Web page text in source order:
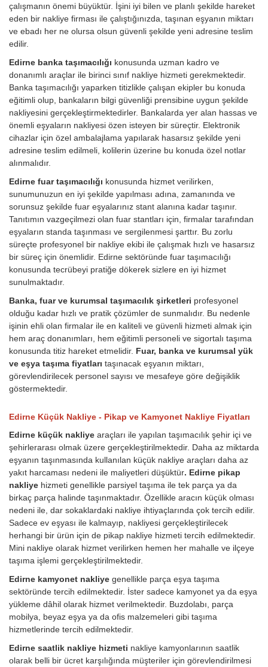
çalışmanın önemi büyüktür. İşini iyi bilen ve planlı şekilde hareket
eden bir nakliye firması ile çalıştığınızda, taşınan eşyanın miktarı
ve ebadı her ne olursa olsun güvenli şekilde yeni adresine teslim
edilir.
Edirne banka taşımacılığı konusunda uzman kadro ve
donanımlı araçlar ile birinci sınıf nakliye hizmeti gerekmektedir.
Banka taşımacılığı yaparken titizlikle çalışan ekipler bu konuda
eğitimli olup, bankaların bilgi güvenliği prensibine uygun şekilde
nakliyesini gerçekleştirmektedirler. Bankalarda yer alan hassas ve
önemli eşyaların nakliyesi özen isteyen bir süreçtir. Elektronik
cihazlar için özel ambalajlama yapılarak hasarsız şekilde yeni
adresine teslim edilmeli, kolilerin üzerine bu konuda özel notlar
alınmalıdır.
Edirne fuar taşımacılığı konusunda hizmet verilirken,
sunumunuzun en iyi şekilde yapılması adına, zamanında ve
sorunsuz şekilde fuar eşyalarınız stant alanına kadar taşınır.
Tanıtımın vazgeçilmezi olan fuar stantları için, firmalar tarafından
eşyaların standa taşınması ve sergilenmesi şarttır. Bu zorlu
süreçte profesyonel bir nakliye ekibi ile çalışmak hızlı ve hasarsız
bir süreç için önemlidir. Edirne sektöründe fuar taşımacılığı
konusunda tecrübeyi pratiğe dökerek sizlere en iyi hizmet
sunulmaktadır.
Banka, fuar ve kurumsal taşımacılık şirketleri profesyonel
olduğu kadar hızlı ve pratik çözümler de sunmalıdır. Bu nedenle
işinin ehli olan firmalar ile en kaliteli ve güvenli hizmeti almak için
hem araç donanımları, hem eğitimli personeli ve sigortalı taşıma
konusunda titiz hareket etmelidir. Fuar, banka ve kurumsal yük
ve eşya taşıma fiyatları taşınacak eşyanın miktarı,
görevlendirilecek personel sayısı ve mesafeye göre değişiklik
göstermektedir.
Edirne Küçük Nakliye - Pikap ve Kamyonet Nakliye Fiyatları
Edirne küçük nakliye araçları ile yapılan taşımacılık şehir içi ve
şehirlerarası olmak üzere gerçekleştirilmektedir. Daha az miktarda
eşyanın taşınmasında kullanılan küçük nakliye araçları daha az
yakıt harcaması nedeni ile maliyetleri düşüktür. Edirne pikap
nakliye hizmeti genellikle parsiyel taşıma ile tek parça ya da
birkaç parça halinde taşınmaktadır. Özellikle aracın küçük olması
nedeni ile, dar sokaklardaki nakliye ihtiyaçlarında çok tercih edilir.
Sadece ev eşyası ile kalmayıp, nakliyesi gerçekleştirilecek
herhangi bir ürün için de pikap nakliye hizmeti tercih edilmektedir.
Mini nakliye olarak hizmet verilirken hemen her mahalle ve ilçeye
taşıma işlemi gerçekleştirilmektedir.
Edirne kamyonet nakliye genellikle parça eşya taşıma
sektöründe tercih edilmektedir. İster sadece kamyonet ya da eşya
yükleme dâhil olarak hizmet verilmektedir. Buzdolabı, parça
mobilya, beyaz eşya ya da ofis malzemeleri gibi taşıma
hizmetlerinde tercih edilmektedir.
Edirne saatlik nakliye hizmeti nakliye kamyonlarının saatlik
olarak belli bir ücret karşılığında müşteriler için görevlendirilmesi